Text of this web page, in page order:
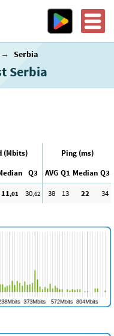
→ Serbia
Serbia
(Mbits)
Ping (ms)
Q3 AVG Q1 Median Q3
11,01 30,62 38 13 22 34